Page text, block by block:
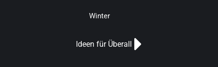
Winter
Ideen für Überall